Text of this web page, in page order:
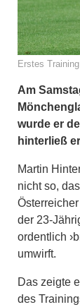
Erstes
Am
wurde er
hinterließ
Martin
nicht so,
der 23-
ordentlich
umwirft.
Das zeigte
des